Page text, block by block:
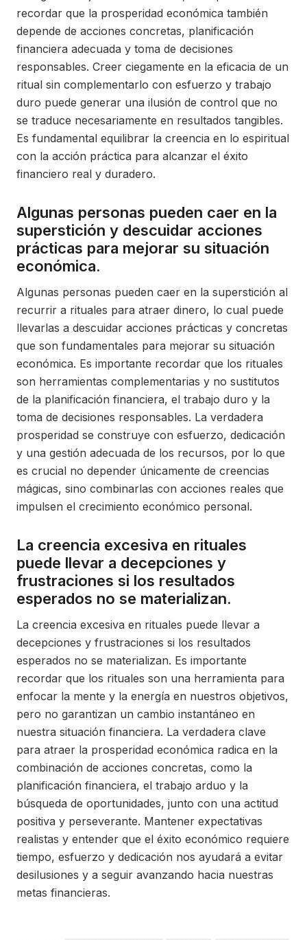
recordar que la prosperidad económica también
depende de acciones concretas, planificación
financiera adecuada y toma de decisiones
responsables. Creer ciegamente en la eficacia de un
ritual sin complementarlo con esfuerzo y trabajo
duro puede generar una ilusión de control que no
se traduce necesariamente en resultados tangibles.
Es fundamental equilibrar la creencia en lo espiritual
con la acción práctica para alcanzar el éxito
financiero real y duradero.
Algunas personas pueden caer en la
superstición y descuidar acciones
prácticas para mejorar su situación
económica.
Algunas personas pueden caer en la superstición al
recurrir a rituales para atraer dinero, lo cual puede
llevarlas a descuidar acciones prácticas y concretas
que son fundamentales para mejorar su situación
económica. Es importante recordar que los rituales
son herramientas complementarias y no sustitutos
de la planificación financiera, el trabajo duro y la
toma de decisiones responsables. La verdadera
prosperidad se construye con esfuerzo, dedicación
y una gestión adecuada de los recursos, por lo que
es crucial no depender únicamente de creencias
mágicas, sino combinarlas con acciones reales que
impulsen el crecimiento económico personal.
La creencia excesiva en rituales
puede llevar a decepciones y
frustraciones si los resultados
esperados no se materializan.
La creencia excesiva en rituales puede llevar a
decepciones y frustraciones si los resultados
esperados no se materializan. Es importante
recordar que los rituales son una herramienta para
enfocar la mente y la energía en nuestros objetivos,
pero no garantizan un cambio instantáneo en
nuestra situación financiera. La verdadera clave
para atraer la prosperidad económica radica en la
combinación de acciones concretas, como la
planificación financiera, el trabajo arduo y la
búsqueda de oportunidades, junto con una actitud
positiva y perseverante. Mantener expectativas
realistas y entender que el éxito económico requiere
tiempo, esfuerzo y dedicación nos ayudará a evitar
desilusiones y a seguir avanzando hacia nuestras
metas financieras.